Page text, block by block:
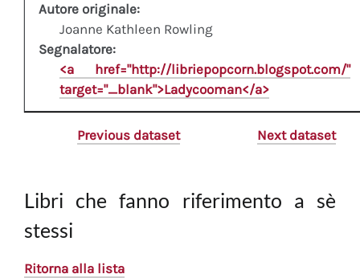
Autore originale:
Joanne Kathleen Rowling
Segnalatore:
<a href="http://libriepopcorn.blogspot.com/"
target="_blank">Ladycooman</a>
Previous dataset Next dataset
Libri che fanno riferimento a sè
stessi
Ritorna alla lista